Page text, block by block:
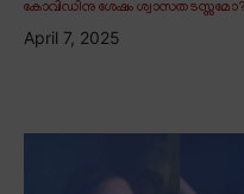
കോവിഡിനു ശേഷം
April 7, 2025